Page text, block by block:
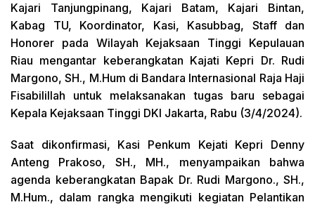
Kajari Tanjungpinang, Kajari Batam, Kajari Bintan,
Kabag TU, Koordinator, Kasi, Kasubbag, Staff dan
Honorer pada Wilayah Kejaksaan Tinggi Kepulauan
Riau mengantar keberangkatan Kajati Kepri Dr. Rudi
Margono, SH., M.Hum di Bandara Internasional Raja Haji
Fisabilillah untuk melaksanakan tugas baru sebagai
Kepala Kejaksaan Tinggi DKI Jakarta, Rabu (3/4/2024).
Saat dikonfirmasi, Kasi Penkum Kejati Kepri Denny
Anteng Prakoso, SH., MH., menyampaikan bahwa
agenda keberangkatan Bapak Dr. Rudi Margono., SH.,
M.Hum., dalam rangka mengikuti kegiatan Pelantikan